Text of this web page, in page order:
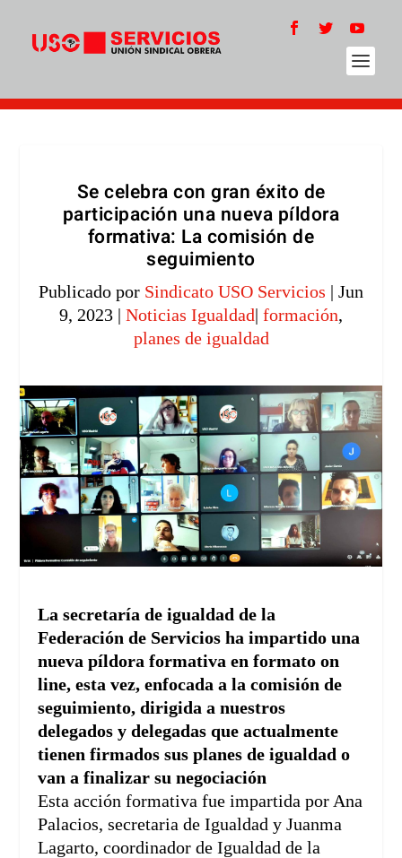
Se celebra con gran éxito de
participación una nueva píldora
formativa: La comisión de
seguimiento
Publicado por Sindicato USO Servicios | Jun
9, 2023 | Noticias Igualdad| formación,
planes de igualdad
La secretaría de igualdad de la
Federación de Servicios ha impartido una
nueva píldora formativa en formato on
line, esta vez, enfocada a la comisión de
seguimiento, dirigida a nuestros
delegados y delegadas que actualmente
tienen firmados sus planes de igualdad o
van a finalizar su negociación
Esta acción formativa fue impartida por Ana
Palacios, secretaria de Igualdad y Juanma
Lagarto, coordinador de Igualdad de la